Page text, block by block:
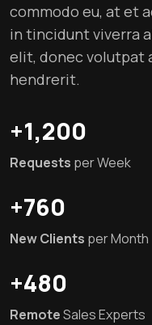
commodo eu, at et
in tincidunt viverra
elit, donec volutpat
hendrerit.
+1,200
Requests per Week
+760
New Clients per Month
+480
RemoteSales Experts